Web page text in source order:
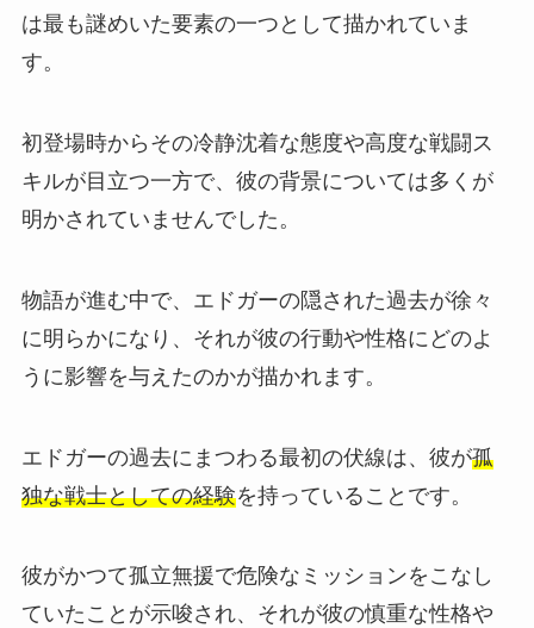
は最も謎めいた要素の一つとして描かれていま
す。
初登場時からその冷静沈着な態度や高度な戦闘ス
キルが目立つ一方で、彼の背景については多くが
明かされていませんでした。
物語が進む中で、エドガーの隠された過去が徐々
に明らかになり、それが彼の行動や性格にどのよ
うに影響を与えたのかが描かれます。
エドガーの過去にまつわる最初の伏線は、彼が孤
独な戦士としての経験を持っていることです。
彼がかつて孤立無援で危険なミッションをこなし
ていたことが示唆され、それが彼の慎重な性格や